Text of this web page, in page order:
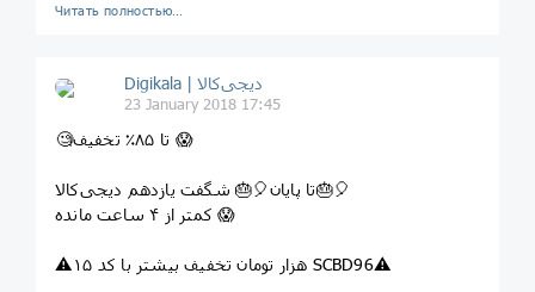
Читать полностью…
Digikala | دیجی‌کالا
23 January 2018 17:45
⁣⁣⁣🧐تا ۸۵٪ تخفیف ⁣😱
تا پایان⁣🎈⁣🎂 شگفت یازدهم دیجی‌کالا⁣🎂🎈
کمتر از ۴ ساعت مانده 😱
⚠۱۵ هزار تومان تخفیف بیشتر با کد SCBD96⚠